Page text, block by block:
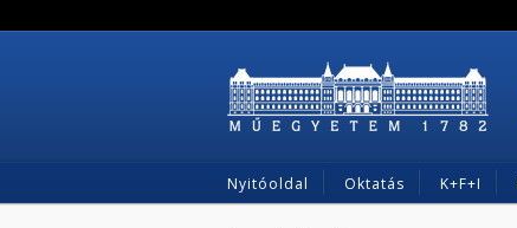
Nyitóoldal Oktatás K+F+I